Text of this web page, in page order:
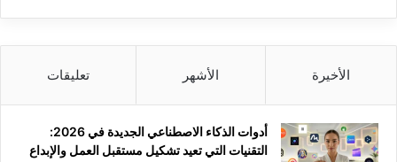
الأخيرة الأشهر تعليقات
أدوات الذكاء الاصطناعي الجديدة في 2026:
التقنيات التي تعيد تشكيل مستقبل العمل والإبداع